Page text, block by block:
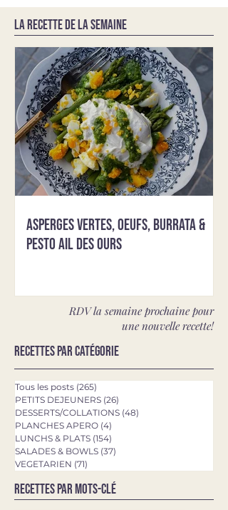
LA RECETTE DE LA SEMAINE
Asperges vertes, oeufs, burrata &
pesto ail des ours
RDV la semaine prochaine pour
une nouvelle recette!
Recettes par catégorie
Tous les posts (265)
PETITS DEJEUNERS (26)
DESSERTS/COLLATIONS (48)
PLANCHES APERO (4)
LUNCHS & PLATS (154)
SALADES & BOWLS (37)
VEGETARIEN (71)
Recettes par mots-clé